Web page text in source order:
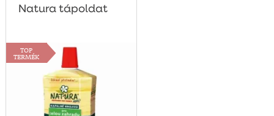
Natura tápoldat
TOP
TERMÉK